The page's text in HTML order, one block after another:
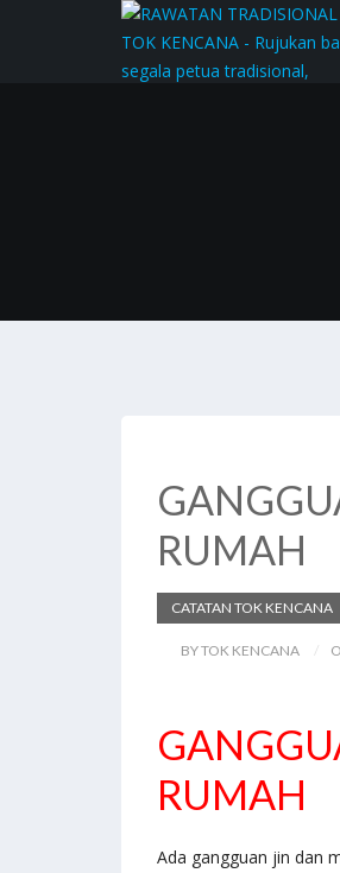
RUMAH
CATATAN TOK KENCANA
BY TOK KENCANA
RUMAH
Ada gangguan jin dan